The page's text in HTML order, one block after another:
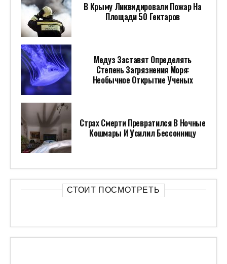
В Крыму Ликвидировали Пожар На
Площади 50 Гектаров
Медуз Заставят Определять
Степень Загрязнения Моря:
Необычное Открытие Ученых
Страх Смерти Превратился В Ночные
Кошмары И Усилил Бессонницу
СТОИТ ПОСМОТРЕТЬ